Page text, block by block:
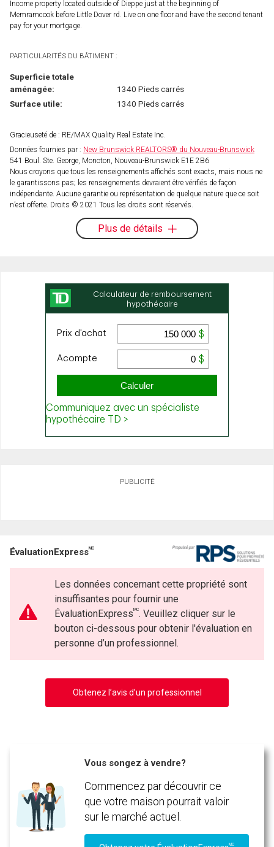
Income property located outside of Dieppe just at the beginning of
Memramcook before Little Dover rd. Live on one floor and have the second tenant
pay for your mortgage.
PARTICULARITÉS DU BÂTIMENT :
Superficie totale
aménagée:
1340 Pieds carrés
Surface utile:
1340 Pieds carrés
Gracieuseté de : RE/MAX Quality Real Estate Inc.
Données fournies par : New Brunswick REALTORS® du Nouveau-Brunswick
541 Boul. Ste. George, Moncton, Nouveau-Brunswick E1E 2B6
Nous croyons que tous les renseignements affichés sont exacts, mais nous ne
le garantissons pas; les renseignements devraient être vérifiés de façon
indépendante. Aucune garantie ou représentation de quelque nature que ce soit
n’est offerte. Droits © 2021 Tous les droits sont réservés.
Plus de détails
PUBLICITÉ
ÉvaluationExpressMC
Les données concernant cette propriété sont
insuffisantes pour fournir une
ÉvaluationExpressMC. Veuillez cliquer sur le
bouton ci-dessous pour obtenir l'évaluation en
personne d’un professionnel.
Obtenez l’avis d’un professionnel
Vous songez à vendre?
Commencez par découvrir ce
que votre maison pourrait valoir
sur le marché actuel.
MC